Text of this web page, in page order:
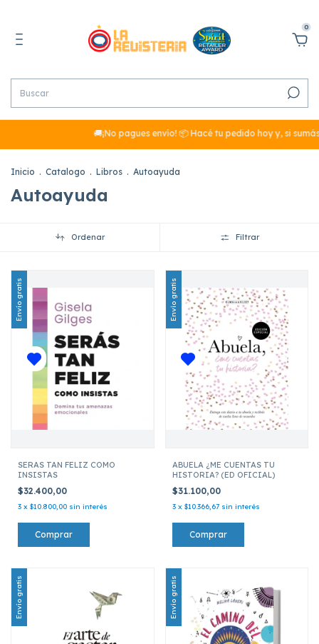
0
🚚¡No pagues envío! 📦 Hacé tu pedido hoy y, si sumás más
Inicio . Catalogo . Libros . Autoayuda
Autoayuda
Ordenar Filtrar
Envío gratis
SERAS TAN FELIZ COMO
INSISTAS
$32.400,00
3 x $10.800,00 sin interés
Envío gratis
ABUELA ¿ME CUENTAS TU
HISTORIA? (ED OFICIAL)
$31.100,00
3 x $10.366,67 sin interés
Envío gratis Envío gratis